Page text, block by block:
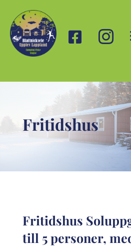
 
Fritidshus
Fritidshus
till 5 personer,